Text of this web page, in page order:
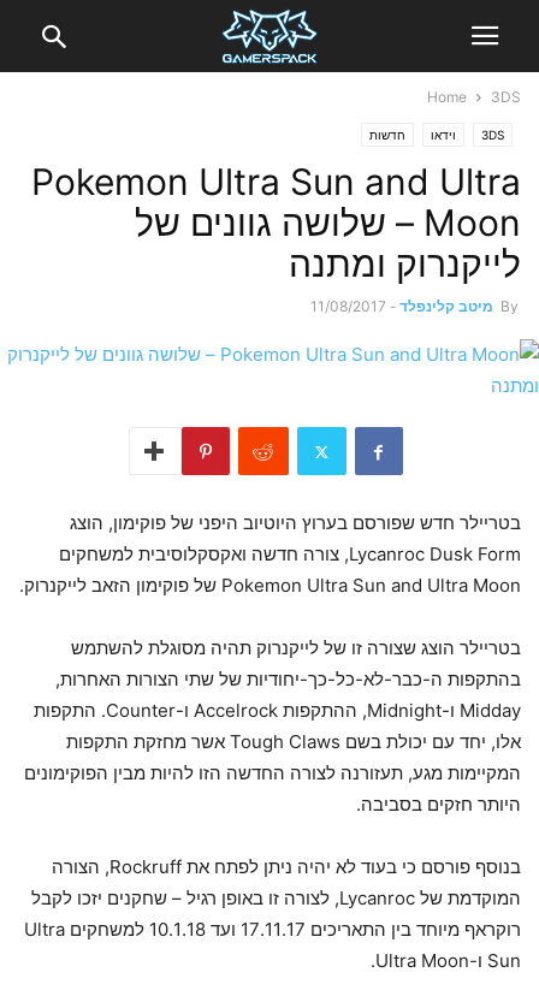
Home 3DS
3DS וידאו חדשות
Pokemon Ultra Sun and Ultra
Moon – שלושה גוונים של
לייקנרוק ומתנה
By מיטב קלינפלד -
11/08/2017
בטריילר חדש שפורסם בערוץ היוטיוב היפני של פוקימון, הוצג
Lycanroc Dusk Form, צורה חדשה ואקסקלוסיבית למשחקים
Pokemon Ultra Sun and Ultra Moon של פוקימון הזאב לייקנרוק.
בטריילר הוצג שצורה זו של לייקנרוק תהיה מסוגלת להשתמש
בהתקפות ה-כבר-לא-כל-כך-יחודיות של שתי הצורות האחרות,
Midday ו-Midnight, ההתקפות Accelrock ו-Counter. התקפות
אלו, יחד עם יכולת בשם Tough Claws אשר מחזקת התקפות
המקיימות מגע, תעזורנה לצורה החדשה הזו להיות מבין הפוקימונים
היותר חזקים בסביבה.
בנוסף פורסם כי בעוד לא יהיה ניתן לפתח את Rockruff, הצורה
המוקדמת של Lycanroc, לצורה זו באופן רגיל – שחקנים יזכו לקבל
רוקראף מיוחד בין התאריכים 17.11.17 ועד 10.1.18 למשחקים Ultra
Sun ו-Ultra Moon.